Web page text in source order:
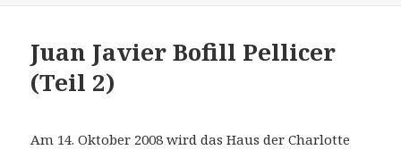
Juan Javier Bofill Pellicer
(Teil 2)
Am 14. Oktober 2008 wird das Haus der Charlotte